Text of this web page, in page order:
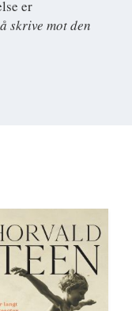
er
skrive mot den